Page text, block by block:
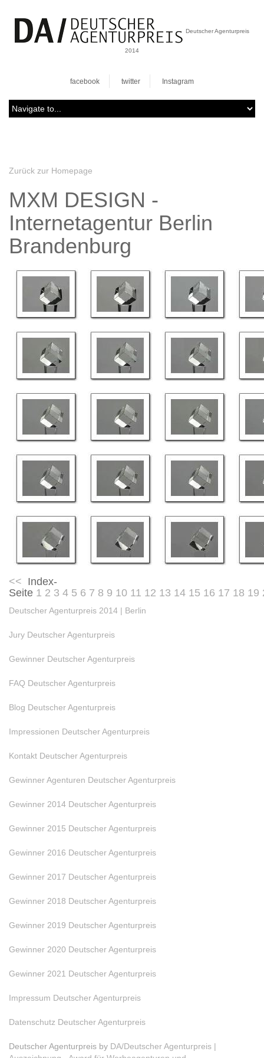
Deutscher Agenturpreis
2014
facebook twitter Instagram
Zurück zur Homepage
MXM DESIGN -
Internetagentur Berlin
Brandenburg
<< Index-
Seite 1 2 3 4 5 6 7 8 9 10 11 12 13 14 15 16 17 18 19
Deutscher Agenturpreis 2014 | Berlin
Jury Deutscher Agenturpreis
Gewinner Deutscher Agenturpreis
FAQ Deutscher Agenturpreis
Blog Deutscher Agenturpreis
Impressionen Deutscher Agenturpreis
Kontakt Deutscher Agenturpreis
Gewinner Agenturen Deutscher Agenturpreis
Gewinner 2014 Deutscher Agenturpreis
Gewinner 2015 Deutscher Agenturpreis
Gewinner 2016 Deutscher Agenturpreis
Gewinner 2017 Deutscher Agenturpreis
Gewinner 2018 Deutscher Agenturpreis
Gewinner 2019 Deutscher Agenturpreis
Gewinner 2020 Deutscher Agenturpreis
Gewinner 2021 Deutscher Agenturpreis
Impressum Deutscher Agenturpreis
Datenschutz Deutscher Agenturpreis
Deutscher Agenturpreis by DA/Deutscher Agenturpreis |